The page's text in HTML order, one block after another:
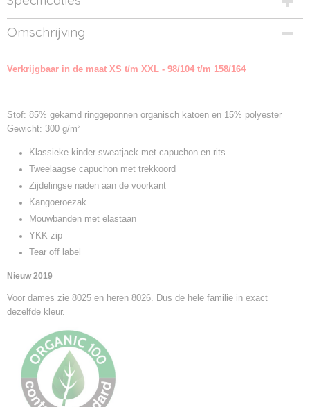
Productcode
8026K-01
8026K
Omschrijving
Verkrijgbaar in de maat XS t/m XXL - 98/104 t/m 158/164
Stof: 85% gekamd ringgeponnen organisch katoen en 15% polyester
Gewicht: 300 g/m²
Klassieke kinder sweatjack met capuchon en rits
Tweelaagse capuchon met trekkoord
Zijdelingse naden aan de voorkant
Kangoeroezak
Mouwbanden met elastaan
YKK-zip
Tear off label
Nieuw 2019
Voor dames zie 8025 en heren 8026. Dus de hele familie in exact
dezelfde kleur.